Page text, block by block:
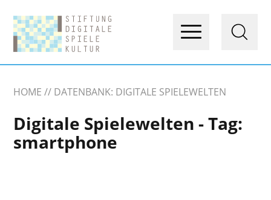
HOME DATENBANK: DIGITALE SPIELEWELTEN
Digitale Spielewelten - Tag:
smartphone